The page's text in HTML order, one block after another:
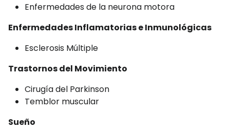
Enfermedades de la neurona motora
Enfermedades Inflamatorias e Inmunológicas
Esclerosis Múltiple
Trastornos del Movimiento
Cirugía del Parkinson
Temblor muscular
Sueño